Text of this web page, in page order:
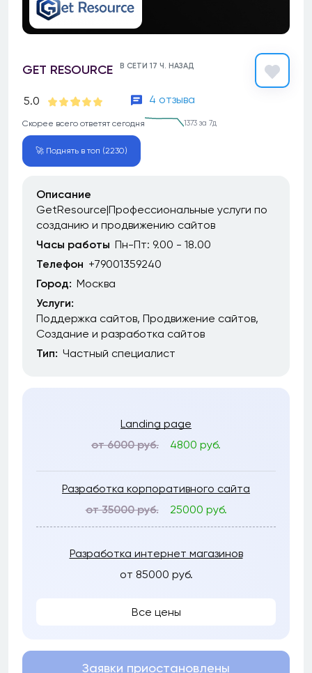
GET RESOURCE В СЕТИ 17 Ч. НАЗАД
5.0 4 отзыва
Скорее всего ответят сегодня 1373 за 7д
🚀 Поднять в топ (2230)
Описание
GetResource|Профессиональные услуги по
созданию и продвижению сайтов
Часы работы Пн-Пт: 9.00 - 18.00
Телефон +79001359240
Город: Москва
Услуги:
Поддержка сайтов Продвижение сайтов
Создание и разработка сайтов
Тип: Частный специалист
Landing page
от 6000 руб.
4800 руб.
Разработка корпоративного сайта
от 35000 руб.
25000 руб.
Разработка интернет магазинов
от 85000 руб.
Все цены
Заявки приостановлены